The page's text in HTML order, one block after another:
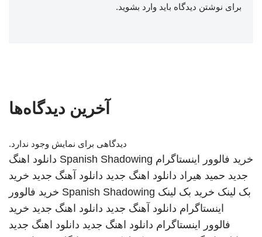
برای نوشتن دیدگاه باید وارد بشوید.
آخرین دیدگاه‌ها
دیدگاهی برای نمایش وجود ندارد.
خرید فالوور اینستاگرام Spanish Shadowing دانلود اهنگ
جدید حمید هیراد دانلود اهنگ جدید دانلود آهنگ جدید خرید
بک لینک خرید بک لینک Spanish Shadowing خرید فالوور
اینستاگرام دانلود آهنگ جدید دانلود اهنگ جدید خرید
فالوور اینستاگرام دانلود اهنگ جدید دانلود اهنگ جدید